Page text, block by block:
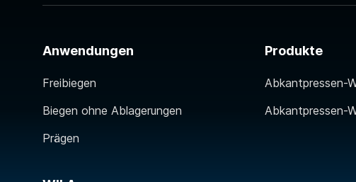
Anwendungen
Freibiegen
Biegen ohne Ablagerungen
Prägen
Produkte
Abkantpressen-
Abkantpressen-